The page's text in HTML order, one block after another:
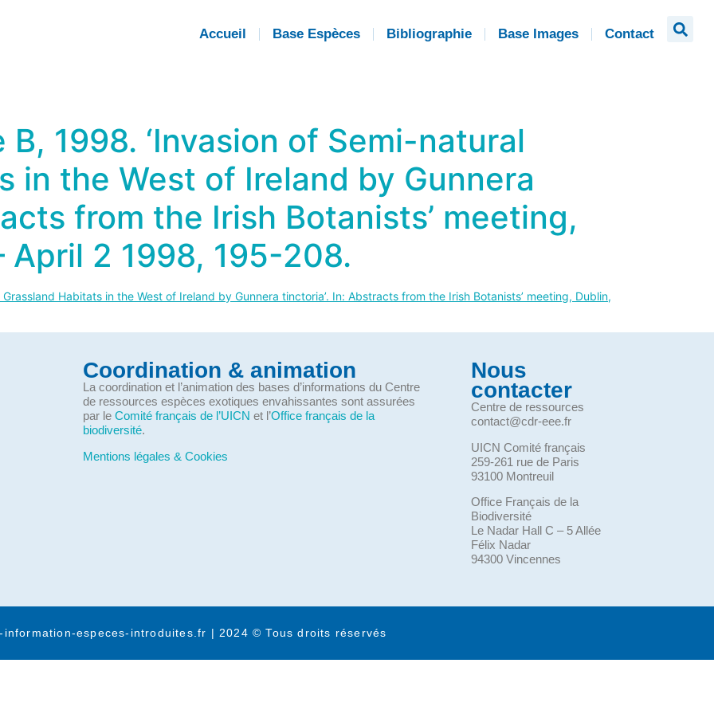
Accueil Base Espèces Bibliographie Base Images Contact
1998. ‘Invasion of Semi-natural
in the West of Ireland by Gunnera
from the Irish Botanists’ meeting,
April 2 1998, 195-208.
Habitats in the West of Ireland by Gunnera tinctoria’. In: Abstracts from the Irish Botanists’ meeting, Dublin,
Coordination & animation
La coordination et l’animation des bases d’informations du Centre
de ressources espèces exotiques envahissantes sont assurées
par le Comité français de l’UICN et l’Office français de la
biodiversité.
Mentions légales & Cookies
Nous
contacter
Centre de ressources
contact@cdr-eee.fr
UICN Comité français
259-261 rue de Paris
93100 Montreuil
Office Français de la
Biodiversité
Le Nadar Hall C – 5 Allée
Félix Nadar
94300 Vincennes
information-especes-introduites.fr | 2024 © Tous droits réservés